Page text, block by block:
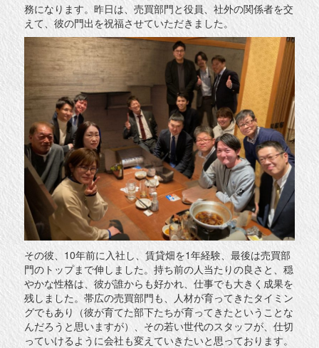
務になります。昨日は、売買部門と役員、社外の関係者を交
えて、彼の門出を祝福させていただきました。
その彼、10年前に入社し、賃貸畑を1年経験、最後は売買部
門のトップまで伸しました。持ち前の人当たりの良さと、穏
やかな性格は、彼が誰からも好かれ、仕事でも大きく成果を
残しました。帯広の売買部門も、人材が育ってきたタイミン
グでもあり（彼が育てた部下たちが育ってきたということな
んだろうと思いますが）、その若い世代のスタッフが、仕切
っていけるように会社も変えていきたいと思っております。